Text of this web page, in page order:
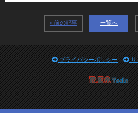
« 前の記事 一覧へ
プライバシーポリシー サ